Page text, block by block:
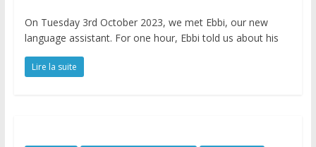
On Tuesday 3rd October 2023, we met Ebbi, our new
language assistant. For one hour, Ebbi told us about his
Lire la suite